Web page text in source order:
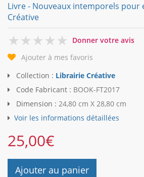
Livre - Nouveaux intemporels pour
Créative
0
Donner votre avis
Ajouter à mes favoris
Collection : Librairie Créative
Code Fabricant : BOOK-FT2017
Dimension : 24,80 cm X 28,80 cm
Voir les informations détaillées
25,00€
Ajouter au panier